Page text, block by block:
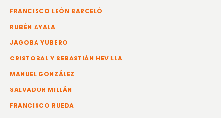
FRANCISCO LEÓN BARCELÓ
RUBÉN AYALA
JAGOBA YUBERO
CRISTOBAL Y SEBASTIÁN HEVILLA
MANUEL GONZÁLEZ
SALVADOR MILLÁN
FRANCISCO RUEDA